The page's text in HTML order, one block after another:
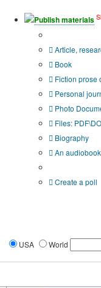
Publish materials
Article,
Book
Fiction prose
Personal
Photo
Files:
Biography
An
Create a poll
USA World